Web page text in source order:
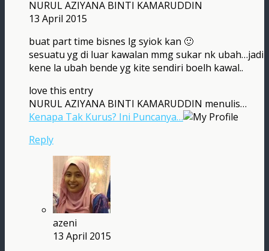
NURUL AZIYANA BINTI KAMARUDDIN
13 April 2015
buat part time bisnes lg syiok kan 🙂
sesuatu yg di luar kawalan mmg sukar nk ubah…jadi
kene la ubah bende yg kite sendiri boelh kawal..
love this entry
NURUL AZIYANA BINTI KAMARUDDIN menulis…
Kenapa Tak Kurus? Ini Puncanya…
Reply
azeni
13 April 2015